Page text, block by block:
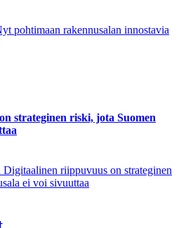
pohtimaan rakennusalan innostavia
strateginen riski, jota Suomen
riippuvuus on strateginen
ei voi sivuuttaa